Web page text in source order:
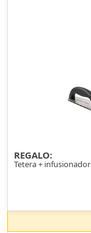
REGALO:
Tetera + infusionador